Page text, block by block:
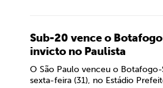
Sub-20 vence o
invicto no Paulista
O São Paulo venceu o Botafogo-
sexta-feira (31), no Estádio